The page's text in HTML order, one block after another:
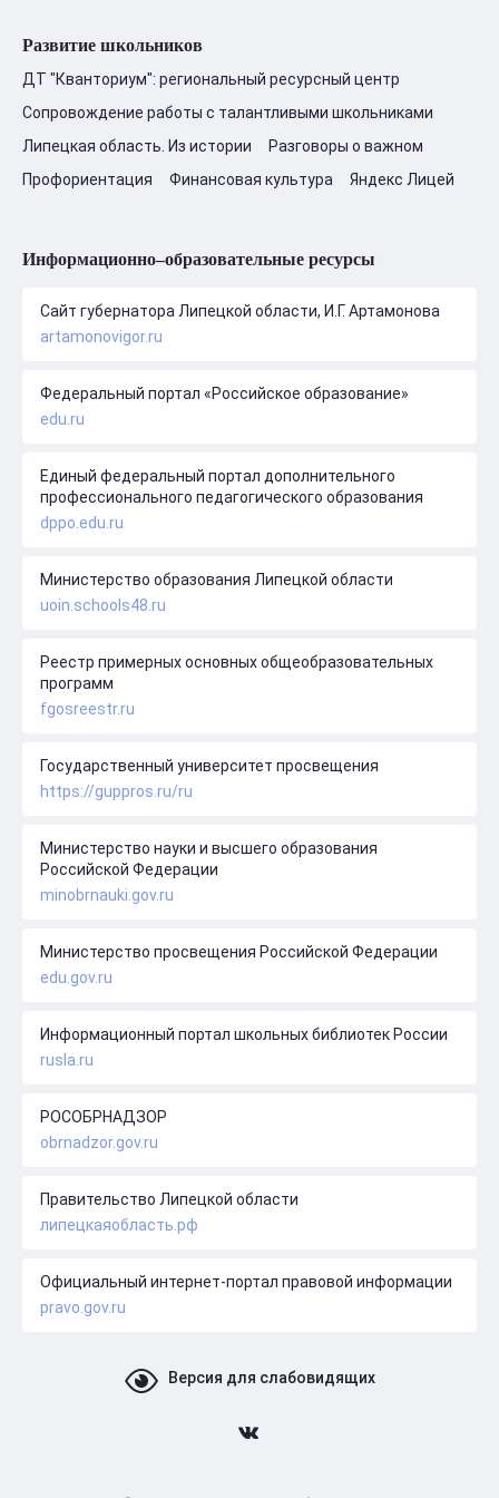
Развитие школьников
ДТ "Кванториум": региональный ресурсный центр
Сопровождение работы с талантливыми школьниками
Липецкая область. Из истории
Разговоры о важном
Профориентация
Финансовая культура Яндекс Лицей
Информационно–образовательные ресурсы
Сайт губернатора Липецкой области, И.Г. Артамонова
artamonovigor.ru
Федеральный портал «Российское образование»
edu.ru
Единый федеральный портал дополнительного
профессионального педагогического образования
dppo.edu.ru
Министерство образования Липецкой области
uoin.schools48.ru
Реестр примерных основных общеобразовательных
программ
fgosreestr.ru
Государственный университет просвещения
https://guppros.ru/ru
Министерство науки и высшего образования
Российской Федерации
minobrnauki.gov.ru
Министерство просвещения Российской Федерации
edu.gov.ru
Информационный портал школьных библиотек России
rusla.ru
РОСОБРНАДЗОР
obrnadzor.gov.ru
Правительство Липецкой области
липецкаяобласть.рф
Официальный интернет-портал правовой информации
pravo.gov.ru
Версия для слабовидящих